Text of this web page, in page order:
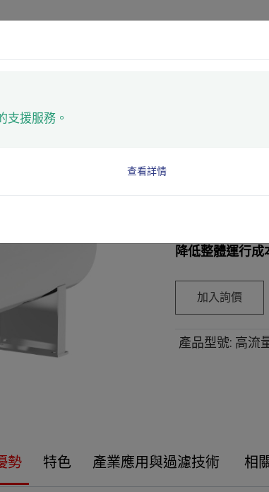
降低整體運行成
加入詢價
產品型號: 高流
勢 特色 產業應用與過濾技術 相
支援服務。
查看詳情